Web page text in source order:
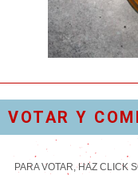
VOTAR Y
PARA VOTAR, HAZ CLICK